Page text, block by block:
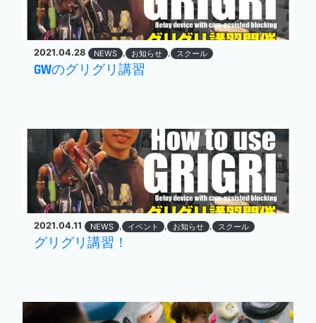
2021.04.28 NEWS , お知らせ , スクール
GWのグリグリ講習
2021.04.11 NEWS , イベント , お知らせ , スクール
グリグリ講習！